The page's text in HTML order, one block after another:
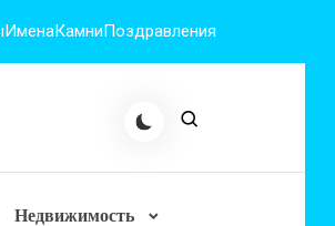
ИменаКамниПоздравления
Недвижимость